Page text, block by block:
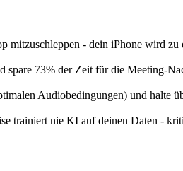
mitzuschleppen - dein iPhone wird
73% der Zeit für die Meeting-
Audiobedingungen) und halte
trainiert nie KI auf deinen Daten -